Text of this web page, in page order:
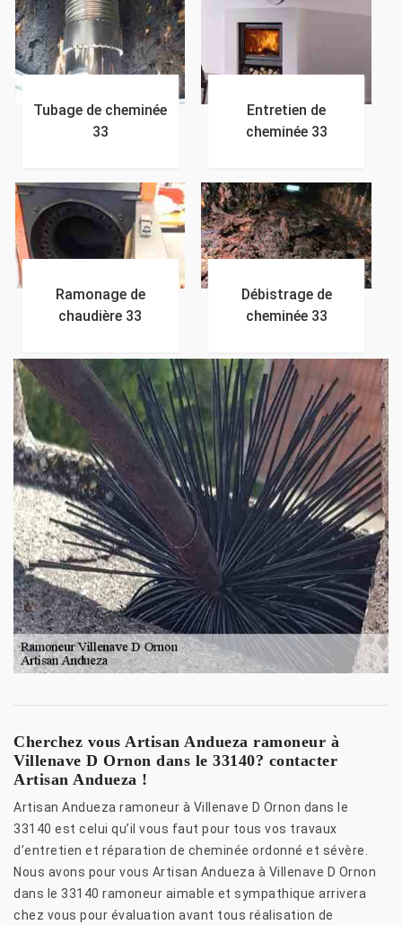
Tubage de cheminée
33
Entretien de
cheminée 33
Ramonage de
chaudière 33
Débistrage de
cheminée 33
Cherchez vous Artisan Andueza ramoneur à
Villenave D Ornon dans le 33140? contacter
Artisan Andueza !
Artisan Andueza ramoneur à Villenave D Ornon dans le
33140 est celui qu’il vous faut pour tous vos travaux
d’entretien et réparation de cheminée ordonné et sévère.
Nous avons pour vous Artisan Andueza à Villenave D Ornon
dans le 33140 ramoneur aimable et sympathique arrivera
chez vous pour évaluation avant tous réalisation de